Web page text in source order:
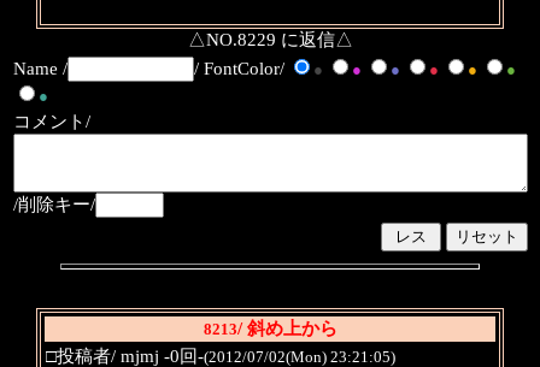
△NO.8229 に返信△
Name /
/ FontColor/ ● ● ● ● ●
●
●
コメント/
/削除キー/
8213/ 斜め上から
□投稿者/ mjmj -0回-(2012/07/02(Mon) 23:21:05)